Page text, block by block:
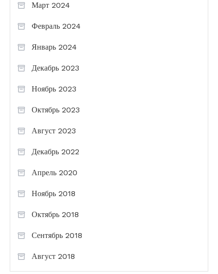
Март 2024
Февраль 2024
Январь 2024
Декабрь 2023
Ноябрь 2023
Октябрь 2023
Август 2023
Декабрь 2022
Апрель 2020
Ноябрь 2018
Октябрь 2018
Сентябрь 2018
Август 2018